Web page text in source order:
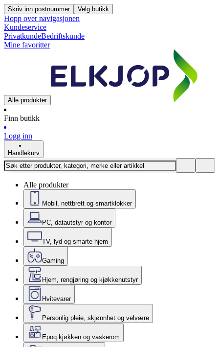
Skriv inn postnummer Velg butikk
Hopp over navigasjonen
Kundeservice
PrivatkundeBedriftskunde
Mine favoritter
Alle produkter
Finn butikk
Logg inn
Handlekurv
Alle produkter
Mobil, nettbrett og smartklokker
PC, datautstyr og kontor
TV, lyd og smarte hjem
Gaming
Hjem, rengjøring og kjøkkenutstyr
Hvitevarer
Personlig pleie, skjønnhet og velvære
Epoq kjøkken og vaskerom